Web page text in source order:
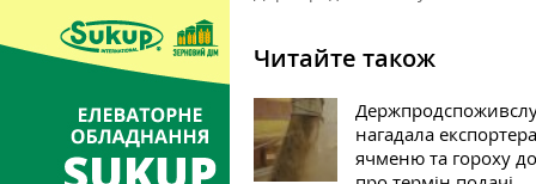
Читайте також
нагадала
ячменю та гороху